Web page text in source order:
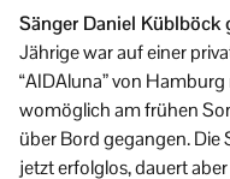
Sänger Daniel Küblböck
Jährige war auf einer
“AIDAluna” von
womöglich am frühen
über Bord gegangen. Die
jetzt erfolglos, dauert